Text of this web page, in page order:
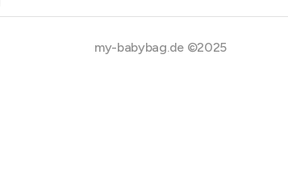
my-babybag.de ©2025